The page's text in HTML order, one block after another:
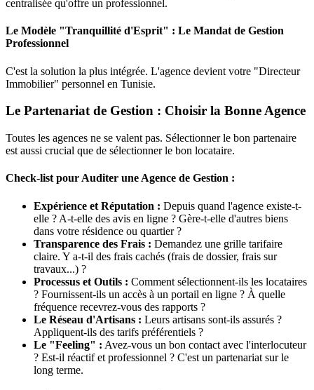
centralisée qu'offre un professionnel.
Le Modèle "Tranquillité d'Esprit" : Le Mandat de Gestion
Professionnel
C'est la solution la plus intégrée. L'agence devient votre "Directeur
Immobilier" personnel en Tunisie.
Le Partenariat de Gestion : Choisir la Bonne Agence
Toutes les agences ne se valent pas. Sélectionner le bon partenaire
est aussi crucial que de sélectionner le bon locataire.
Check-list pour Auditer une Agence de Gestion :
Expérience et Réputation : Depuis quand l'agence existe-t-
elle ? A-t-elle des avis en ligne ? Gère-t-elle d'autres biens
dans votre résidence ou quartier ?
Transparence des Frais : Demandez une grille tarifaire
claire. Y a-t-il des frais cachés (frais de dossier, frais sur
travaux...) ?
Processus et Outils : Comment sélectionnent-ils les locataires
? Fournissent-ils un accès à un portail en ligne ? À quelle
fréquence recevrez-vous des rapports ?
Le Réseau d'Artisans : Leurs artisans sont-ils assurés ?
Appliquent-ils des tarifs préférentiels ?
Le "Feeling" : Avez-vous un bon contact avec l'interlocuteur
? Est-il réactif et professionnel ? C'est un partenariat sur le
long terme.